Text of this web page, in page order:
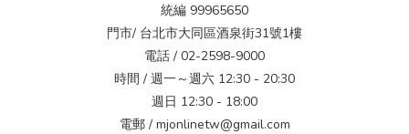
統編 99965650
門市/ 台北市大同區酒泉街31號1樓
電話 / 02-2598-9000
時間 / 週一～週六 12:30 - 20:30
週日 12:30 - 18:00
電郵 / mjonlinetw@gmail.com